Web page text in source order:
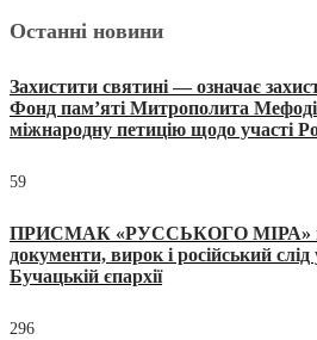
Останні новини
Захистити святині — означає
Фонд пам’яті Митрополита
міжнародну петицію щодо участі
59
ПРИСМАК «РУССЬКОГО МІРА» в
документи, вирок і російський
Бучацькій єпархії
296